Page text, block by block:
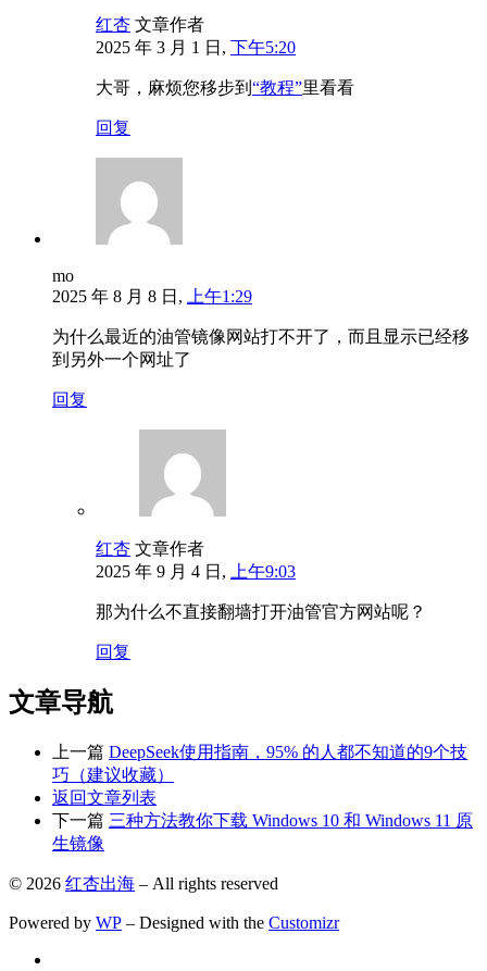
红杏 文章作者
2025 年 3 月 1 日, 下午5:20
大哥，麻烦您移步到 “教程”里看看
回复
mo
2025 年 8 月 8 日,
上午1:29
为什么最近的油管镜像网站打不开了，而且显示已经移
到另外一个网址了
回复
红杏 文章作者
2025 年 9 月 4 日,
上午9:03
那为什么不直接翻墙打开油管官方网站呢？
回复
文章导航
上一篇 DeepSeek使用指南，95% 的人都不知道的9个技
巧（建议收藏）
返回文章列表
下一篇 三种方法教你下载 Windows 10 和 Windows 11 原
生镜像
© 2026 红杏出海 – All rights reserved
Powered by WP – Designed with the Customizr